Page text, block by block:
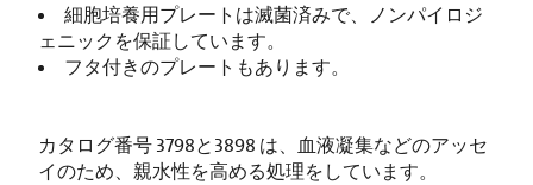
細胞培養用プレートは滅菌済みで、ノンパイロジ
ェニックを保証しています。
フタ付きのプレートもあります。
カタログ番号 3798と3898 は、血液凝集などのアッセ
イのため、親水性を高める処理をしています。